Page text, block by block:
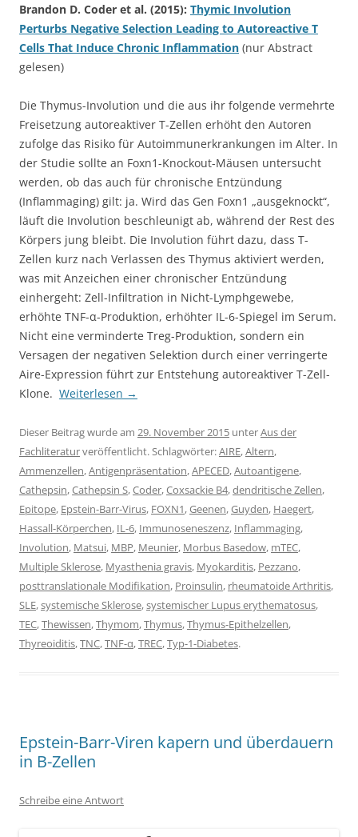
Brandon D. Coder et al. (2015): Thymic Involution
Perturbs Negative Selection Leading to Autoreactive T
Cells That Induce Chronic Inflammation (nur Abstract
gelesen)
Die Thymus-Involution und die aus ihr folgende vermehrte
Freisetzung autoreaktiver T-Zellen erhöht den Autoren
zufolge das Risiko für Autoimmunerkrankungen im Alter. In
der Studie sollte an Foxn1-Knockout-Mäusen untersucht
werden, ob das auch für chronische Entzündung
(Inflammaging) gilt: ja. Wird das Gen Foxn1 „ausgeknockt“,
läuft die Involution beschleunigt ab, während der Rest des
Körpers jung bleibt. Die Involution führt dazu, dass T-
Zellen kurz nach Verlassen des Thymus aktiviert werden,
was mit Anzeichen einer chronischer Entzündung
einhergeht: Zell-Infiltration in Nicht-Lymphgewebe,
erhöhte TNF-α-Produktion, erhöhter IL-6-Spiegel im Serum.
Nicht eine verminderte Treg-Produktion, sondern ein
Versagen der negativen Selektion durch einer verringerte
Aire-Expression führt zur Entstehung autoreaktiver T-Zell-
Klone. Weiterlesen →
Dieser Beitrag wurde am 29. November 2015 unterAus der
Fachliteraturveröffentlicht. Schlagwörter:AIRE,Altern,
Ammenzellen,Antigenpräsentation,APECED,Autoantigene,
Cathepsin,Cathepsin S,Coder,Coxsackie B4,dendritische Zellen,
Epitope, Epstein-Barr-Virus, FOXN1,Geenen,Guyden, Haegert,
Hassall-Körperchen, IL-6, Immunoseneszenz, Inflammaging,
Involution, Matsui, MBP, Meunier, Morbus Basedow, mTEC,
Multiple Sklerose, Myasthenia gravis, Myokarditis, Pezzano,
posttranslationale Modifikation, Proinsulin, rheumatoide Arthritis,
SLE,systemische Sklerose,systemischer Lupus erythematosus,
TEC,Thewissen,Thymom,Thymus,Thymus-Epithelzellen,
Thyreoiditis,TNC,TNF-α,TREC,Typ-1-Diabetes.
Epstein-Barr-Viren kapern und überdauern
in B-Zellen
Schreibe eine Antwort